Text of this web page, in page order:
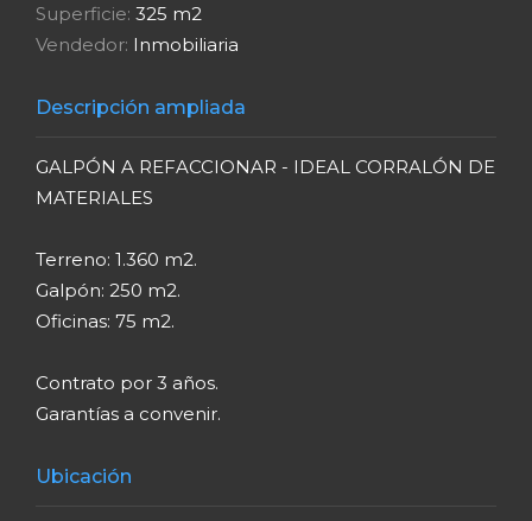
Superficie: 325 m2
Vendedor: Inmobiliaria
Descripción ampliada
GALPÓN A REFACCIONAR - IDEAL CORRALÓN DE
MATERIALES
Terreno: 1.360 m2.
Galpón: 250 m2.
Oficinas: 75 m2.
Contrato por 3 años.
Garantías a convenir.
Ubicación